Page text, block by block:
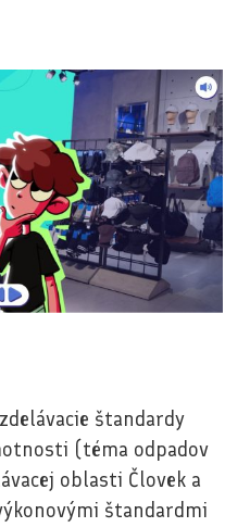
štandardy
(téma odpadov
oblasti Človek a
štandardmi